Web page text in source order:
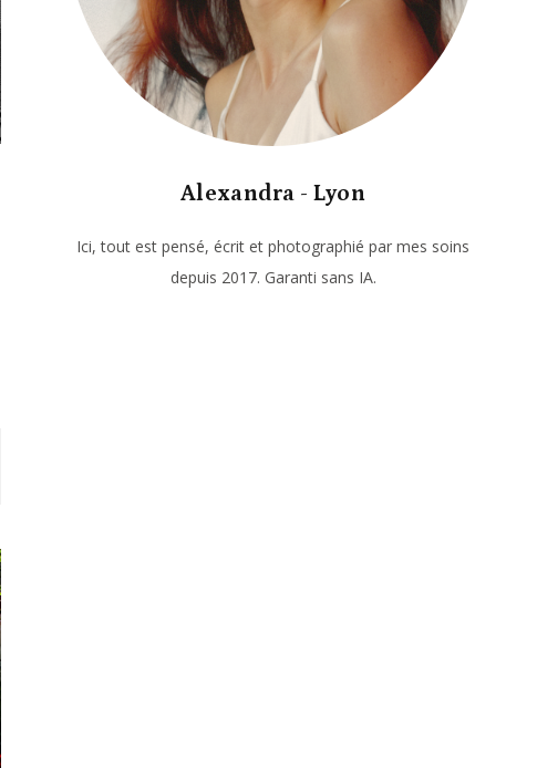
Alexandra - Lyon
Ici, tout est pensé, écrit et photographié par mes soins
depuis 2017. Garanti sans IA.